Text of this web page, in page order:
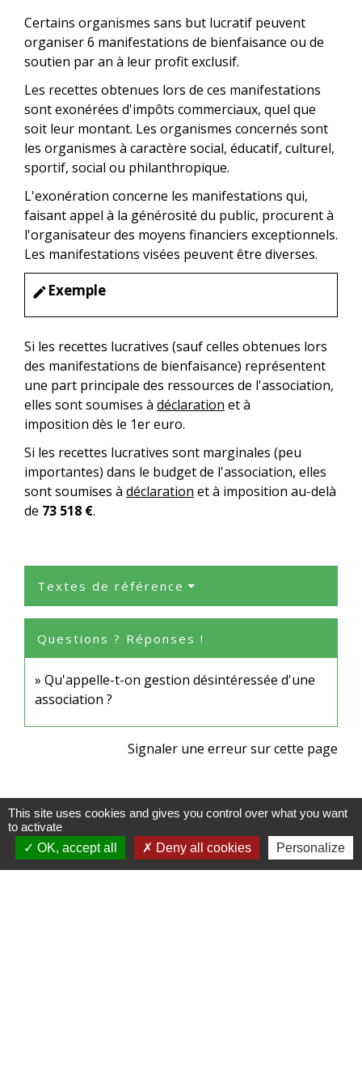
Certains organismes sans but lucratif peuvent
organiser 6 manifestations de bienfaisance ou de
soutien par an à leur profit exclusif.
Les recettes obtenues lors de ces manifestations
sont exonérées d'impôts commerciaux, quel que
soit leur montant. Les organismes concernés sont
les organismes à caractère social, éducatif, culturel,
sportif, social ou philanthropique.
L'exonération concerne les manifestations qui,
faisant appel à la générosité du public, procurent à
l'organisateur des moyens financiers exceptionnels.
Les manifestations visées peuvent être diverses.
edit Exemple
Si les recettes lucratives (sauf celles obtenues lors
des manifestations de bienfaisance) représentent
une part principale des ressources de l'association,
elles sont soumises à déclaration et à
imposition dès le 1ereuro.
Si les recettes lucratives sont marginales (peu
importantes) dans le budget de l'association, elles
sont soumises à déclaration et à imposition au-delà
de 73 518 €.
Textes de référence
Questions ? Réponses !
Qu'appelle-t-on gestion désintéressée d'une
association ?
Signaler une erreur sur cette page
Nous contacter
This site uses cookies and gives you control over what you want
to activate
OK, accept all
Deny all cookies Personalize